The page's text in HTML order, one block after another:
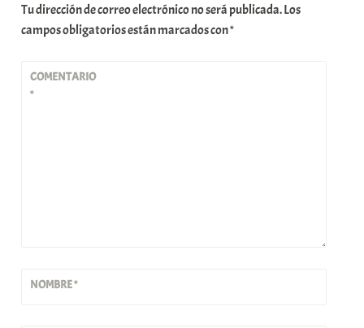
Tu dirección de correo electrónico no será publicada.Los
campos obligatorios están marcados con*
COMENTARIO
*
NOMBRE*